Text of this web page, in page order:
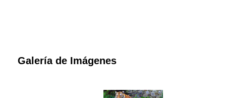
Galería de Imágenes